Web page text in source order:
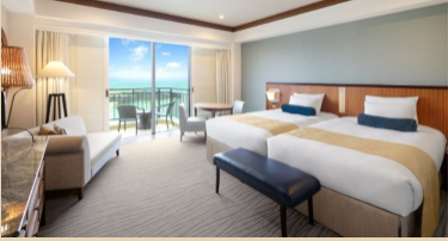
就職・転職 合同説明会
おもてなしHRについて
ご利用の流れ
よくある質問
ホテル・宿泊業界情報コラム